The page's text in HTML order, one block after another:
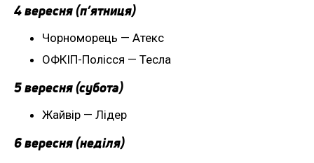
4 вересня (п’ятниця)
Чорноморець — Атекс
ОФКІП-Полісся — Тесла
5 вересня (субота)
Жайвір — Лідер
6 вересня (неділя)